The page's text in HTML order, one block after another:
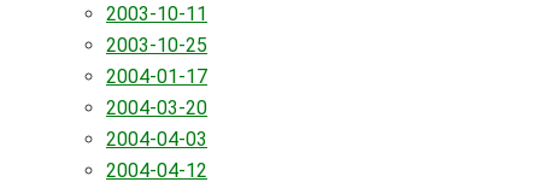
2003-10-11
2003-10-25
2004-01-17
2004-03-20
2004-04-03
2004-04-12